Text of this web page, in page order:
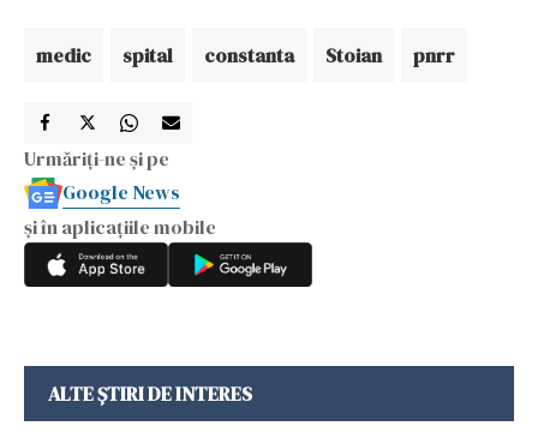
medic spital constanta Stoian pnrr
Urmăriți-ne și pe
Google News
și în aplicațiile mobile
ALTE ȘTIRI DE INTERES